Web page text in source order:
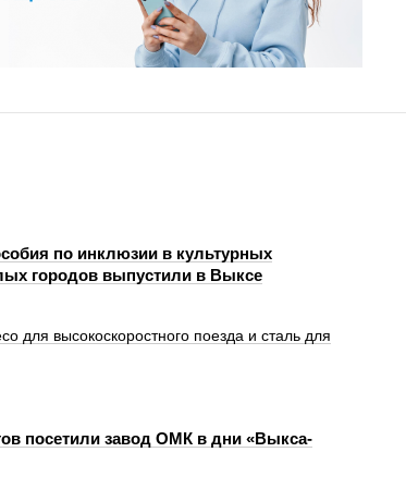
по инклюзии в культурных
городов выпустили в Выксе
для высокоскоростного поезда и сталь для
посетили завод ОМК в дни «Выкса-